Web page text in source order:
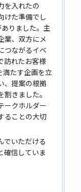
を入れたの
けた準備でし
りました。主
業、双方にメ
つながるイベ
訪れたお客様
満たす企画を立
、提案の根拠
きました。
ークホルダー
ることの大切
でいただける
確信していま